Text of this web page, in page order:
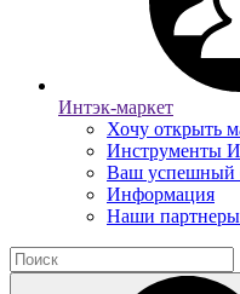
Интэк-маркет
Хочу открыть
Инструменты
Ваш успешный
Информация
Наши